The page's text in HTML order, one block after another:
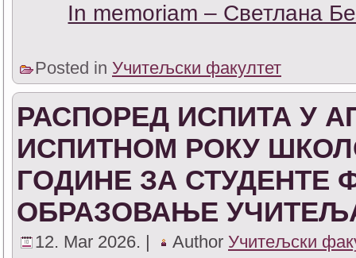
In memoriam – Светлана
Posted in Учитељски факултет
РАСПОРЕД ИСПИТА У
ИСПИТНОМ РОКУ
ГОДИНЕ ЗА СТУДЕНТЕ
ОБРАЗОВАЊЕ
12. Mar 2026. | Author Учитељски